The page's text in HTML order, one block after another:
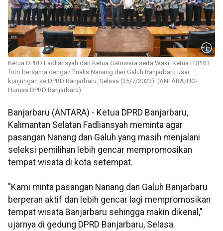
Ketua DPRD Fadliansyah dan Ketua Gatriwara serta Wakil Ketua I DPRD
foto bersama dengan finalis Nanang dan Galuh Banjarbaru usai
kunjungan ke DPRD Banjarbaru, Selasa (25/7/2023). (ANTARA/HO-
Humas DPRD Banjarbaru)
Banjarbaru (ANTARA) - Ketua DPRD Banjarbaru,
Kalimantan Selatan Fadliansyah meminta agar
pasangan Nanang dan Galuh yang masih menjalani
seleksi pemilihan lebih gencar mempromosikan
tempat wisata di kota setempat.
"Kami minta pasangan Nanang dan Galuh Banjarbaru
berperan aktif dan lebih gencar lagi mempromosikan
tempat wisata Banjarbaru sehingga makin dikenal,"
ujarnya di gedung DPRD Banjarbaru, Selasa.